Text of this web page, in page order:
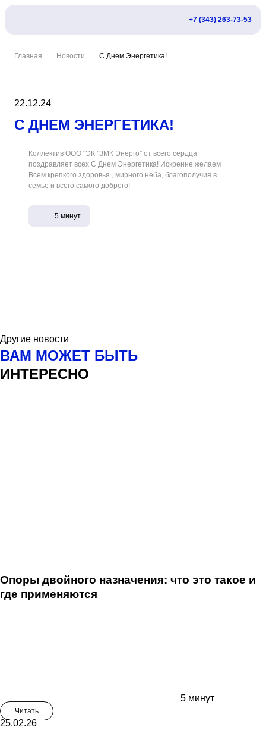
+7 (343) 263-73-53
Главная Новости С Днем Энергетика!
С ДНЕМ ЭНЕРГЕТИКА!
22.12.24
Коллектив ООО "ЭК "ЗМК Энерго" от всего сердца
поздравляет всех С Днем Энергетика! Искренне желаем
Всем крепкого здоровья , мирного неба, благополучия в
семье и всего самого доброго!
5 минут
Другие новости
ВАМ МОЖЕТ БЫТЬ
ИНТЕРЕСНО
Опоры двойного назначения: что это такое и
где применяются
5 минут
Читать
25.02.26